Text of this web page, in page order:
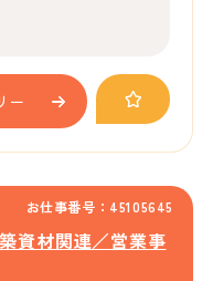
ー
お仕事番号：45105645
資材関連／営業事